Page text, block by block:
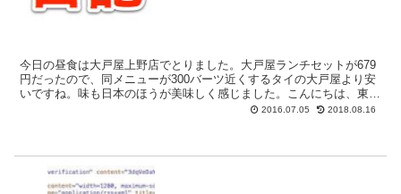
今日の昼食は大戸屋上野店でとりました。大戸屋ランチセットが679
円だったので、同メニューが300バーツ近くするタイの大戸屋より安
いですね。味も日本のほうが美味しく感じました。こんにちは、東京
2016.07.05 2018.08.16